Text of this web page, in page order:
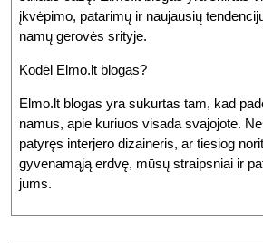
įkvėpimo, patarimų ir naujausių
namų gerovės srityje.
Kodėl Elmo.lt blogas?
Elmo.lt blogas yra sukurtas tam, kad
namus, apie kuriuos visada svajojote.
patyręs interjero dizaineris, ar tiesiog
gyvenamąją erdvę, mūsų straipsniai ir
jums.